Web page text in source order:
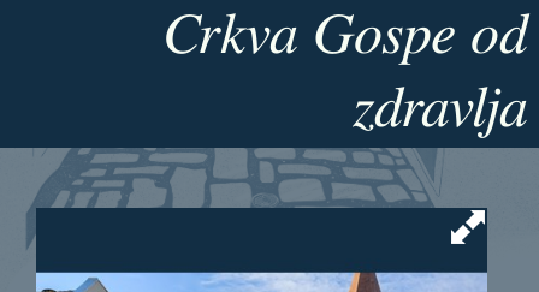
Crkva Gospe od
zdravlja